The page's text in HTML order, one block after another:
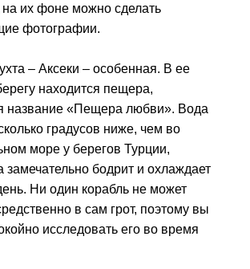
на их фоне можно сделать
фотографии.
– Аксеки – особенная. В ее
находится пещера,
название «Пещера любви». Вода
градусов ниже, чем во
море у берегов Турции,
замечательно бодрит и охлаждает
Ни один корабль не может
в сам грот, поэтому вы
исследовать его во время